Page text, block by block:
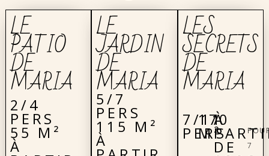
LE
PATIO
DE
MARIA
2/4
PERS
55 M²
À
LE
JARDIN
DE
MARIA
5/7
PERS
115 M²
À
LES
SECRETS
DE
MARIA
7/11
PERS
170
M²
À
DE
7